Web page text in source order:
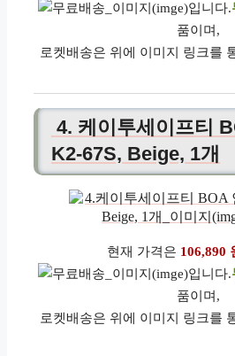
품이며,
로켓배송은 위에 이미지 링크를
4. 케이투세이프티
K2-67S, Beige, 1개
현재 가격은 106,890
품이며,
로켓배송은 위에 이미지 링크를